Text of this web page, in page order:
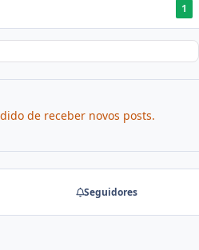
1
de receber novos posts.
Seguidores